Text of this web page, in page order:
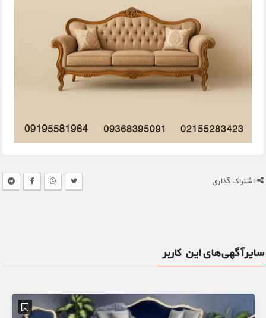
اشتراک گذاری
سایر آگهی‌های این کاربر